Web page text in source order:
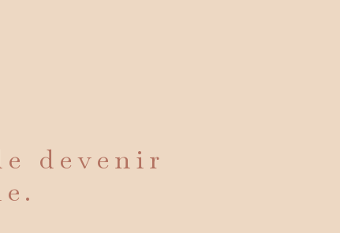
devenir